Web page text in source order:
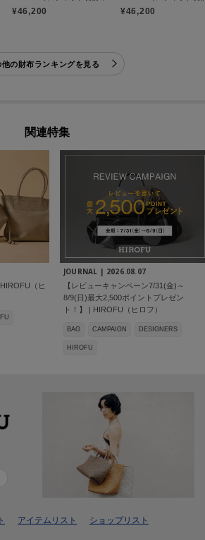
¥46,200 ¥46,200
他の財布ランキングを見る
関連特集
（ヒ
JOURNAL | 2026.08.07
【レビューキャンペーン7/31(金)～
8/9(日)最大2,500ポイントプレゼン
ト！】 | HIROFU（ヒロフ）
BAG CAMPAIGN DESIGNERS
HIROFU
アイテムリスト ショップリスト